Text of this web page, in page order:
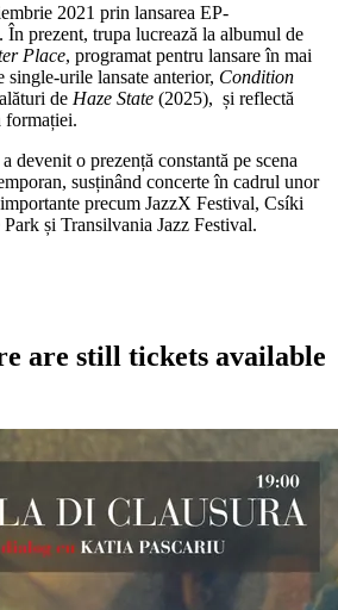
2021 prin lansarea EP-
. În prezent, trupa lucrează la albumul de
Place, programat pentru lansare în mai
single-urile lansate anterior, Condition
de Haze State (2025), și reflectă
formației.
devenit o prezență constantă pe scena
susținând concerte în cadrul unor
precum JazzX Festival, Csíki
și Transilvania Jazz Festival.
are still tickets available